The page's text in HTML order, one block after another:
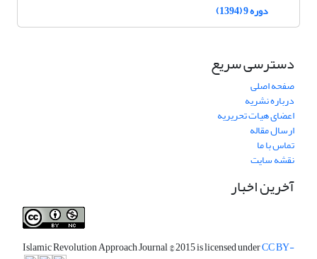
دوره 9 (1394)
دسترسی سریع
صفحه اصلی
درباره نشریه
اعضای هیات تحریریه
ارسال مقاله
تماس با ما
نقشه سایت
آخرین اخبار
Islamic Revolution Approach Journal© 2015 is licensed underCC BY-